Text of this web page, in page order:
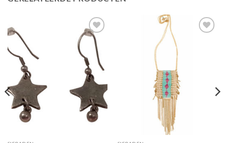
Toevoegen
aan
wensenlijst